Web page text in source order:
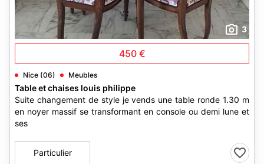
3
450 €
Nice (06) Meubles
Table et chaises louis philippe
Suite changement de style je vends une table ronde 1.30 m
en noyer massif se transformant en console ou demi lune et
ses
Particulier